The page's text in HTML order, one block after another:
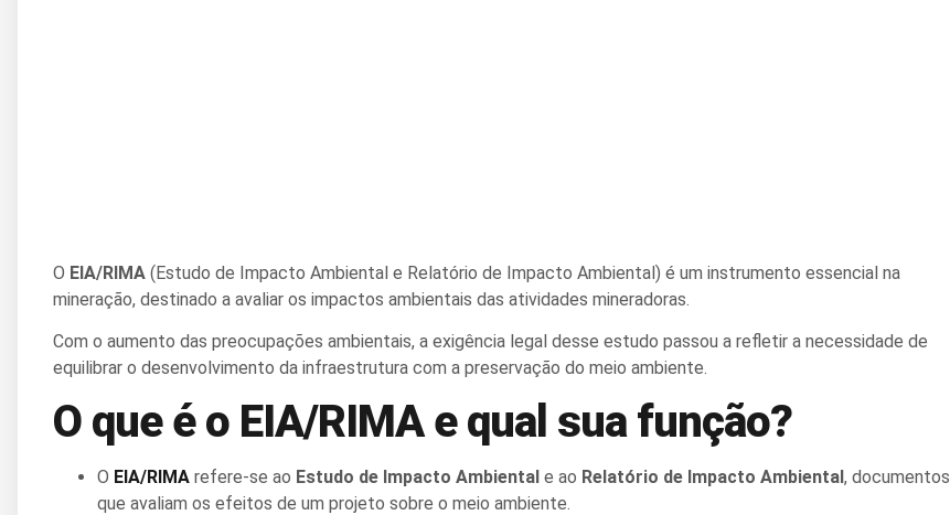
O EIA/RIMA (Estudo de Impacto Ambiental e Relatório de Impacto Ambiental) é um instrumento essencial na
mineração, destinado a avaliar os impactos ambientais das atividades mineradoras.
Com o aumento das preocupações ambientais, a exigência legal desse estudo passou a refletir a necessidade de
equilibrar o desenvolvimento da infraestrutura com a preservação do meio ambiente.
O que é o EIA/RIMA e qual sua função?
O EIA/RIMA refere-se ao Estudo de Impacto Ambiental e ao Relatório de Impacto Ambiental, documentos
que avaliam os efeitos de um projeto sobre o meio ambiente.